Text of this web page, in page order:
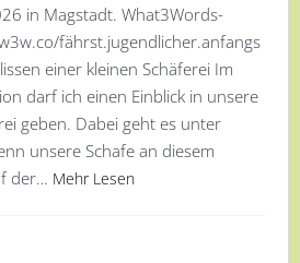
in Magstadt. What3Words-
fährst.jugendlicher.anfangs
einer kleinen Schäferei Im
darf ich einen Einblick in unsere
geben. Dabei geht es unter
unsere Schafe an diesem
der… Mehr Lesen